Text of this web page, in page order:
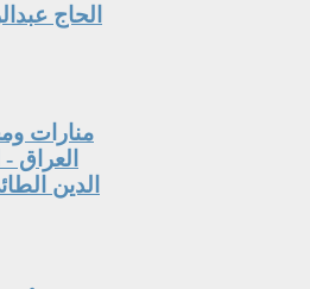
الحاج
منارات
العراق
الدين